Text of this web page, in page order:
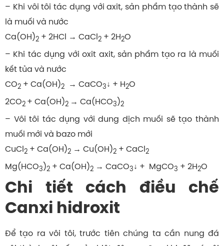
– Khi vôi tôi tác dụng với axit, sản phẩm tạo thành sẽ
là muối và nước
Ca(OH)2 + 2HCl → CaCl2 + 2H2O
– Khi tác dụng với oxit axit, sản phẩm tạo ra là muối
kết tủa và nước
CO2 + Ca(OH)2 → CaCO3↓ + H2O
2CO2 + Ca(OH)2 → Ca(HCO3)2
– Vôi tôi tác dụng với dung dịch muối sẽ tạo thành
muối mới và bazo mới
CuCl2 + Ca(OH)2 → Cu(OH)2 + CaCl2
Mg(HCO3)2 + Ca(OH)2 → CaCO3↓ + MgCO3 + 2H2O
Chi tiết cách điều chế
Canxi hidroxit
Để tạo ra vôi tôi, trước tiên chúng ta cần nung đá